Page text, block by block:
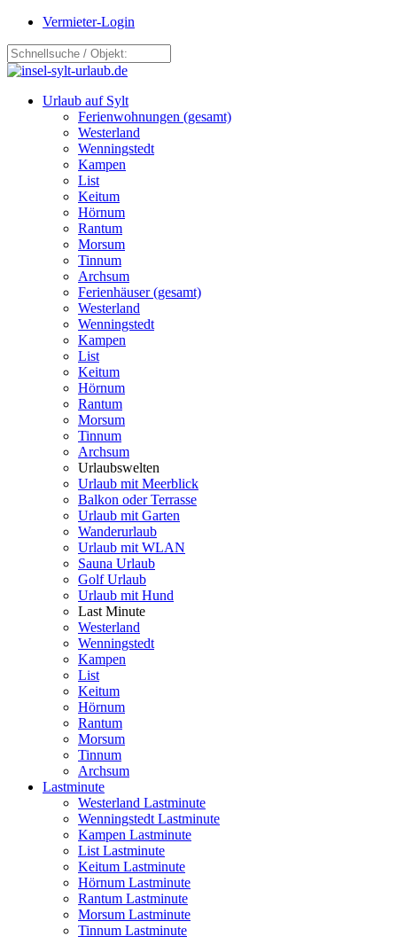
Vermieter-Login
Urlaub auf Sylt
Ferienwohnungen (gesamt)
Westerland
Wenningstedt
Kampen
List
Keitum
Hörnum
Rantum
Morsum
Tinnum
Archsum
Ferienhäuser (gesamt)
Westerland
Wenningstedt
Kampen
List
Keitum
Hörnum
Rantum
Morsum
Tinnum
Archsum
Urlaubswelten
Urlaub mit Meerblick
Balkon oder Terrasse
Urlaub mit Garten
Wanderurlaub
Urlaub mit WLAN
Sauna Urlaub
Golf Urlaub
Urlaub mit Hund
Last Minute
Westerland
Wenningstedt
Kampen
List
Keitum
Hörnum
Rantum
Morsum
Tinnum
Archsum
Lastminute
Westerland Lastminute
Wenningstedt Lastminute
Kampen Lastminute
List Lastminute
Keitum Lastminute
Hörnum Lastminute
Rantum Lastminute
Morsum Lastminute
Tinnum Lastminute